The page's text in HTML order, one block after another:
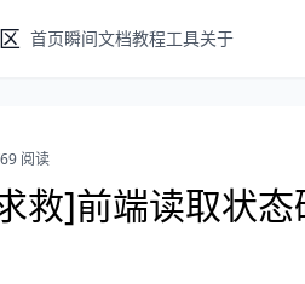
首页瞬间文档教程工具关于
69 阅读
救]前端读取状